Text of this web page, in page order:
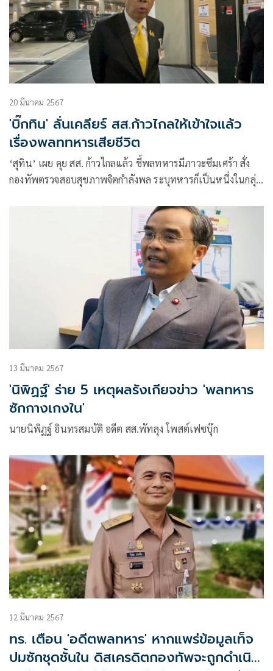
20 มีนาคม 2567
'บิ๊กทิน' ลั่นเคลียร์ สส.ก้าวไกลให้เข้าใจแล้ว
เรื่องพลททหารเสียชีวิต
‘สุทิน’ เผย คุย สส. ก้าวไกลแล้ว ชี้พลทหารมีภาวะซึมเศร้า สั่ง
กองทัพตรวจสอบสุขภาพจิตกำลังพล ระบุทหารก็เป็นหนึ่งในกลุ่ม
13 มีนาคม 2567
'นิพิฏฐ์' ร่าย 5 เหตุผลรังเกียจข่าว 'พลทหาร
ซักกางเกงใน'
นายนิพิฏฐ์ อินทรสมบัติ อดีต สส.พัทลุง โพสต์เฟซบุ๊ก
12 มีนาคม 2567
ทร. เตือน 'อดีตพลทหาร' หากแพร่ข้อมูลเท็จ
ปมซักชุดชั้นใน ดิสเครดิตกองทัพจะถูกดำเนิน